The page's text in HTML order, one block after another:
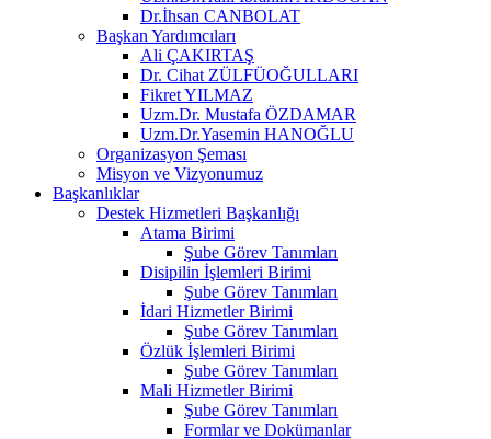
Dr.İhsan CANBOLAT
Başkan Yardımcıları
Ali ÇAKIRTAŞ
Dr. Cihat ZÜLFÜOĞULLARI
Fikret YILMAZ
Uzm.Dr. Mustafa ÖZDAMAR
Uzm.Dr.Yasemin HANOĞLU
Organizasyon Şeması
Misyon ve Vizyonumuz
Başkanlıklar
Destek Hizmetleri Başkanlığı
Atama Birimi
Şube Görev Tanımları
Disipilin İşlemleri Birimi
Şube Görev Tanımları
İdari Hizmetler Birimi
Şube Görev Tanımları
Özlük İşlemleri Birimi
Şube Görev Tanımları
Mali Hizmetler Birimi
Şube Görev Tanımları
Formlar ve Dokümanlar